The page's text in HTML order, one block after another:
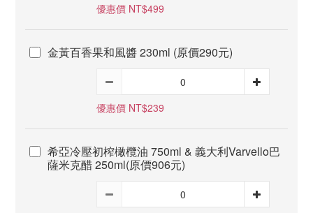
優惠價 NT$499
金黃百香果和風醬 230ml (原價290元)
優惠價 NT$239
希亞冷壓初榨橄欖油 750ml & 義大利Varvello巴
薩米克醋 250ml(原價906元)